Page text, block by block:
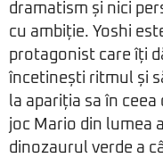
dramatism și nici
cu ambiție. Yoshi
protagonist care îți
încetinești ritmul și
la apariția sa în
joc Mario din lumea
dinozaurul verde a